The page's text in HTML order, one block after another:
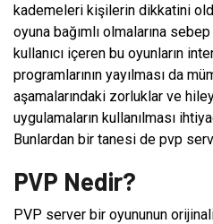
kademeleri kişilerin dikkatini
oyuna bağımlı olmalarına
kullanıcı içeren bu oyunların
programlarının yayılması da
aşamalarındaki zorluklar ve
uygulamaların kullanılması
Bunlardan bir tanesi de pvp
PVP Nedir?
PVP server bir oyununun